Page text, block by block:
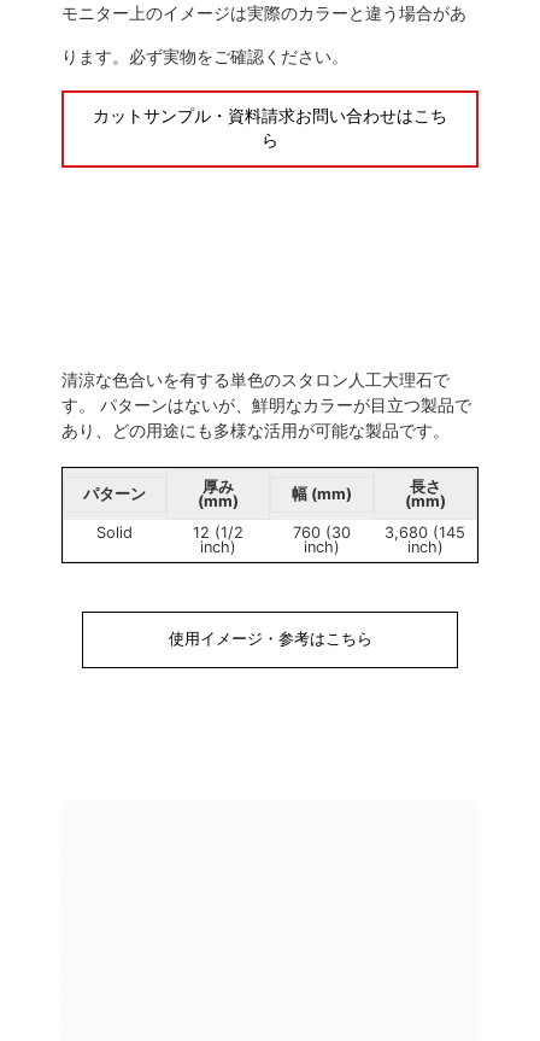
モニター上のイメージは実際のカラーと違う場合があ
ります。必ず実物をご確認ください。
カットサンプル・資料請求お問い合わせはこち
ら
清涼な色合いを有する単色のスタロン人工大理石で
す。 パターンはないが、鮮明なカラーが目立つ製品で
あり、どの用途にも多様な活用が可能な製品です。
パターン
厚み
(mm)
幅 (mm)
長さ
(mm)
Solid
12 (1/2
inch)
760 (30
inch)
3,680 (145
inch)
使用イメージ・参考はこちら